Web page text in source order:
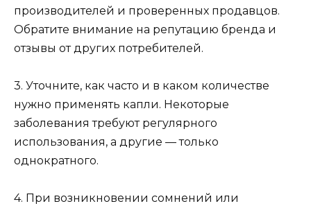
производителей и проверенных продавцов.
Обратите внимание на репутацию бренда и
отзывы от других потребителей.
3. Уточните, как часто и в каком количестве
нужно применять капли. Некоторые
заболевания требуют регулярного
использования, а другие — только
однократного.
4. При возникновении сомнений или